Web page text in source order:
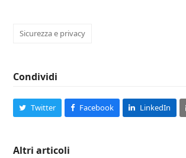
Sicurezza e privacy
Condividi
Twitter Facebook LinkedIn
Altri articoli